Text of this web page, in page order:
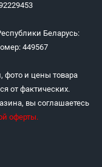
Беларусь:
449567
фото и цены товара
от фактических.
вы соглашаетесь
оферты.